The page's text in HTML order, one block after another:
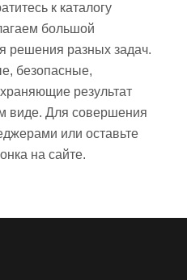
к каталогу
большой
решения разных задач.
безопасные,
результат
виде. Для совершения
или оставьте
насайте.